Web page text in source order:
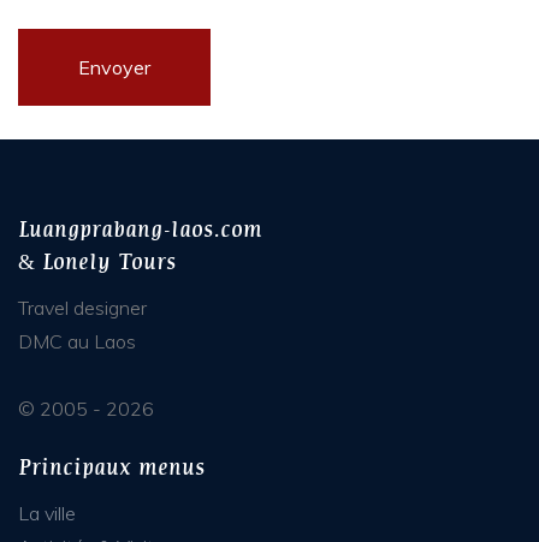
Luangprabang-laos.com
& Lonely Tours
Travel designer
DMC au Laos
© 2005 - 2026
Principaux menus
La ville